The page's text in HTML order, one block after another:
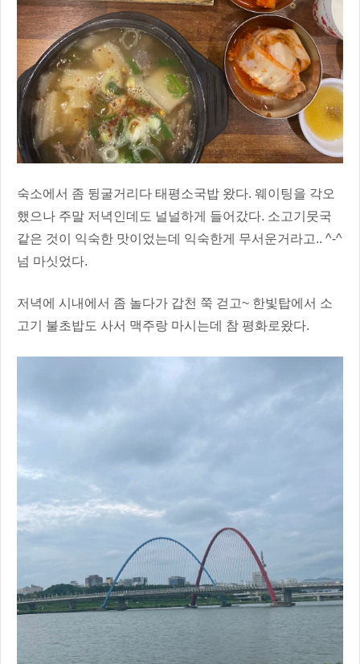
숙소에서 좀 뒹굴거리다 태평소국밥 왔다. 웨이팅을 각오
했으나 주말 저녁인데도 널널하게 들어갔다. 소고기뭇국
같은 것이 익숙한 맛이었는데 익숙한게 무서운거라고.. ^-^
넘 마싯었다.
저녁에 시내에서 좀 놀다가 갑천 쭉 걷고~ 한빛탑에서 소
고기 불초밥도 사서 맥주랑 마시는데 참 평화로왔다.